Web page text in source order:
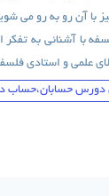
با آن رو به رو می
با آشنائی به
علمی و استادی
و انتگرال،ریاضی 3 تجربی،ریاضی